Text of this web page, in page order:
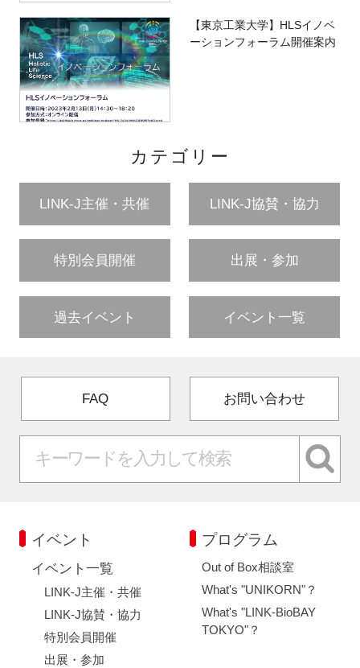
【東京工業大学】HLSイノベ
ーションフォーラム開催案内
カテゴリー
LINK-J主催・共催 LINK-J協賛・協力
特別会員開催 出展・参加
過去イベント イベント一覧
FAQ お問い合わせ
イベント
イベント一覧
LINK-J主催・共催
LINK-J協賛・協力
特別会員開催
出展・参加
プログラム
Out of Box相談室
What's "UNIKORN"？
What's "LINK-BioBAY
TOKYO"？